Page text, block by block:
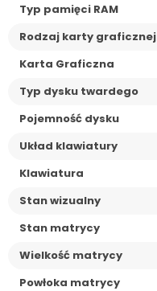
Typ pamięci RAM
Rodzaj karty graficznej
Karta Graficzna
Typ dysku twardego
Pojemność dysku
Układ klawiatury
Klawiatura
Stan wizualny
Stan matrycy
Wielkość matrycy
Powłoka matrycy